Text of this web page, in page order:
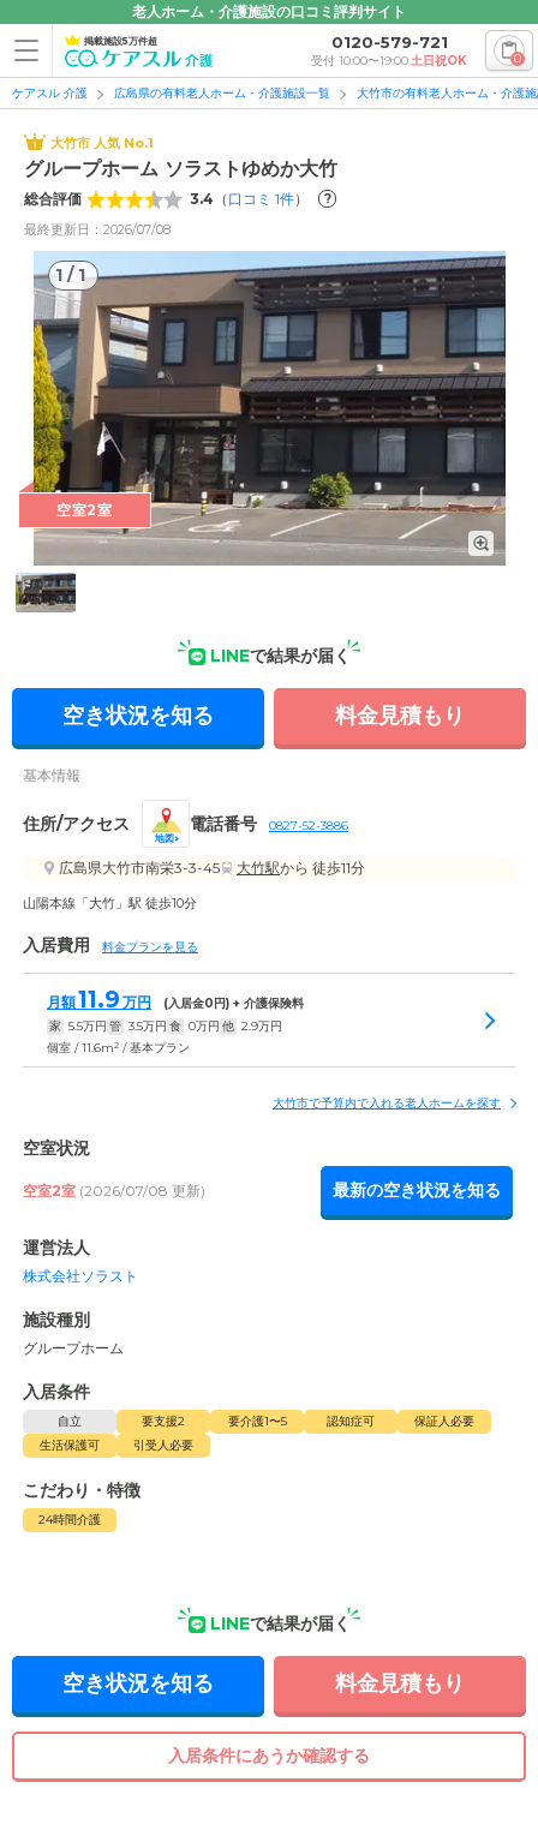
老人ホーム・介護施設の口コミ評判サイト
掲載施設5万件超 0120-579-721
受付 10:00〜19:00土日祝OK 0
ケアスル 介護 広島県の有料老人ホーム・介護施設一覧 大竹市の有料老人ホーム・介護
大竹市 人気 No.1
グループホーム ソラストゆめか大竹
総合評価 3.4 （ 口コミ 1件） ?
最終更新日：2026/07/08
1 / 1
1/1
外観の写真
空室2室
LINEで結果が届く
空き状況を知る 料金見積もり
基本情報
住所/アクセス
地図
電話番号 0827-52-3886
広島県大竹市南栄3-3-45 大竹駅から 徒歩11分
山陽本線「大竹」駅 徒歩10分
入居費用 料金プランを見る
月額11.9 万円 (入居金0 円) + 介護保険料
家 5.5万円 管 3.5万円 食 0万円 他 2.9万円
個室 / 11.6m2 / 基本プラン
大竹市で予算内で入れる老人ホームを探す
空室状況
空室2室 (2026/07/08 更新) 最新の空き状況を知る
運営法人
株式会社ソラスト
施設種別
グループホーム
入居条件
自立 要支援2 要介護1〜5 認知症可
保証人必要
生活保護可
引受人必要
こだわり・特徴
24時間介護
LINEで結果が届く
空き状況を知る 料金見積もり
入居条件にあうか確認する